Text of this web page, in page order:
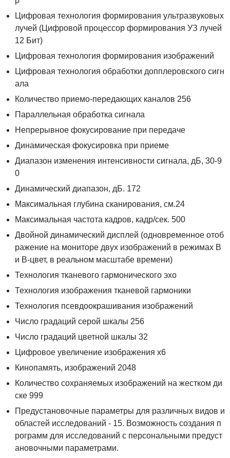
Цифровая технология формирования ультразвуковых
лучей (Цифровой процессор формирования УЗ лучей
12 Бит)
Цифровая технология формирования изображений
Цифровая технология обработки допплеровского сигн
ала
Количество приемо-передающих каналов 256
Параллельная обработка сигнала
Непрерывное фокусирование при передаче
Динамическая фокусировка при приеме
Диапазон изменения интенсивности сигнала, дБ, 30-9
0
Динамический диапазон, дБ. 172
Максимальная глубина сканирования, см.24
Максимальная частота кадров, кадр/сек. 500
Двойной динамический дисплей (одновременное отоб
ражение на мониторе двух изображений в режимах В
и В-цвет, в реальном масштабе времени)
Технология тканевого гармонического эхо
Технология изображения тканевой гармоники
Технология псевдоокрашивания изображений
Число градаций серой шкалы 256
Число градаций цветной шкалы 32
Цифровое увеличение изображения х6
Кинопамять, изображений 2048
Количество сохраняемых изображений на жестком ди
ске 999
Предустановочные параметры для различных видов и
областей исследований - 15. Возможность создания п
рограмм для исследований с персональными предуст
ановочными параметрами.